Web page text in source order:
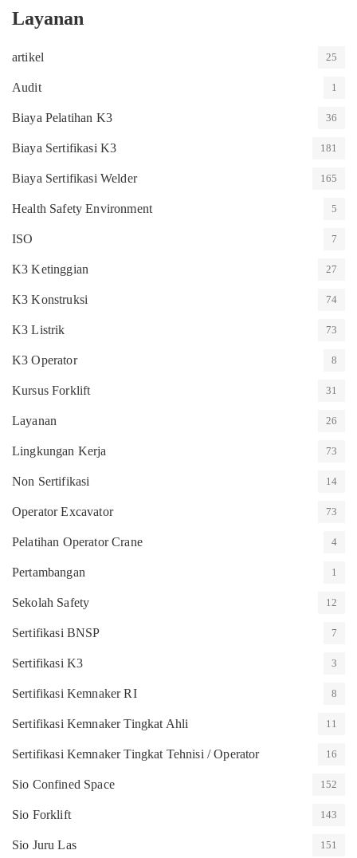
Layanan
artikel 25
Audit 1
Biaya Pelatihan K3 36
Biaya Sertifikasi K3 181
Biaya Sertifikasi Welder 165
Health Safety Environment 5
ISO 7
K3 Ketinggian 27
K3 Konstruksi 74
K3 Listrik 73
K3 Operator 8
Kursus Forklift 31
Layanan 26
Lingkungan Kerja 73
Non Sertifikasi 14
Operator Excavator 73
Pelatihan Operator Crane 4
Pertambangan 1
Sekolah Safety 12
Sertifikasi BNSP 7
Sertifikasi K3 3
Sertifikasi Kemnaker RI 8
Sertifikasi Kemnaker Tingkat Ahli 11
Sertifikasi Kemnaker Tingkat Tehnisi / Operator 16
Sio Confined Space 152
Sio Forklift 143
Sio Juru Las 151